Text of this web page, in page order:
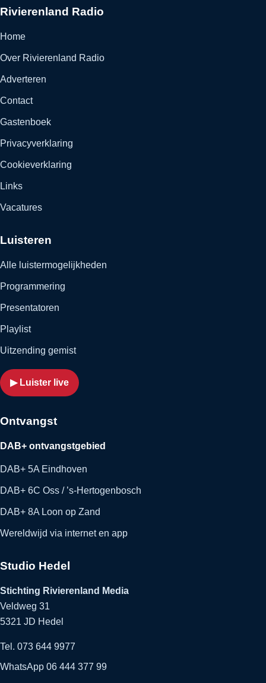
Rivierenland Radio
Home
Over Rivierenland Radio
Adverteren
Contact
Gastenboek
Privacyverklaring
Cookieverklaring
Links
Vacatures
Luisteren
Alle luistermogelijkheden
Programmering
Presentatoren
Playlist
Uitzending gemist
▶ Luister live
Ontvangst
DAB+ ontvangstgebied
DAB+ 5A Eindhoven
DAB+ 6C Oss / ’s-Hertogenbosch
DAB+ 8A Loon op Zand
Wereldwijd via internet en app
Studio Hedel
Stichting Rivierenland Media
Veldweg 31
5321 JD Hedel
Tel. 073 644 9977
WhatsApp 06 444 377 99